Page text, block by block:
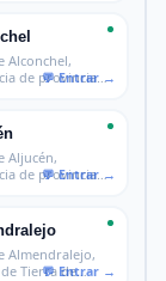
Alconchel,
de provincia
Aljucén,
de provincia
Almendralejo,
Tierra de